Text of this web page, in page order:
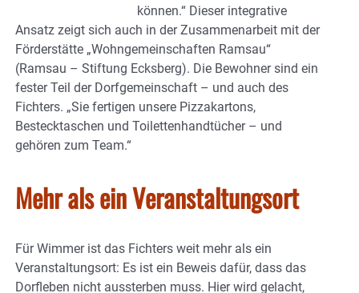
können.“ Dieser integrative
Ansatz zeigt sich auch in der Zusammenarbeit mit der
Förderstätte „Wohngemeinschaften Ramsau“
(Ramsau – Stiftung Ecksberg). Die Bewohner sind ein
fester Teil der Dorfgemeinschaft – und auch des
Fichters. „Sie fertigen unsere Pizzakartons,
Bestecktaschen und Toilettenhandtücher – und
gehören zum Team.“
Mehr als ein Veranstaltungsort
Für Wimmer ist das Fichters weit mehr als ein
Veranstaltungsort: Es ist ein Beweis dafür, dass das
Dorfleben nicht aussterben muss. Hier wird gelacht,